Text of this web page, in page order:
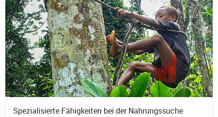
Spezialisierte Fähigkeiten bei der Nahrungssuche